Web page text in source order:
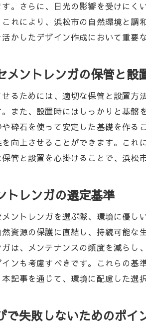
地域の伝統と現代性を融合
浜松市の景観に調和するセ
セメントレンガで実現する
浜松市の気候に適したセメ
地域の生活習慣に合ったセ
エクステリアでライフスタ
セメントレンガで創る住ま
庭のアクセントに最適なセ
玄関を美しく飾るセメント
セメントレンガで作る趣の
エントランスを引き立てる
セメントレンガで表現する
庭と玄関の調和を考えたセ
浜松市で選ばれるセメント
。さらに、日光の影響を受けに
れにより、浜松市の自然環境と
かしたデザイン作成において重要
メントレンガの保管と設
るためには、適切な保管と設置
また、設置時にはしっかりと基
砕石を使って安定した基礎を作る
向上させることができます。こ
管と設置を心掛けることで、浜松
トレンガの選定基準
ントレンガを選ぶ際、環境に優
資源の保護に直結し、持続可能
は、メンテナンスの頻度を減ら
ンも考慮すべきです。これらの
記事を通じて、環境に配慮した選
で失敗しないためのポイ